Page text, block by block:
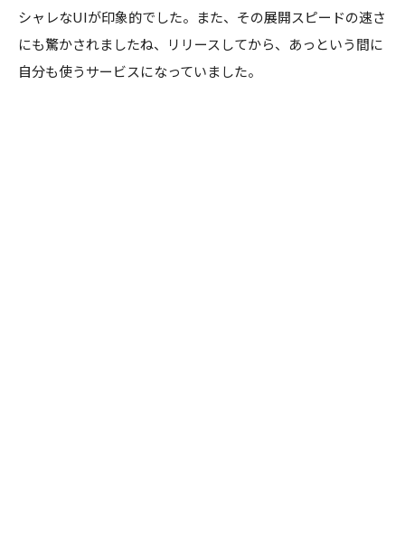
シャレなUIが印象的でした。また、その展開スピードの速さ
にも驚かされましたね、リリースしてから、あっという間に
自分も使うサービスになっていました。